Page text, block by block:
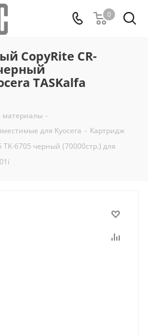
0
CopyRite CR-
TASKalfa
материалы -
для Kyocera - Картридж
TK-6705 черный (70000стр.) для